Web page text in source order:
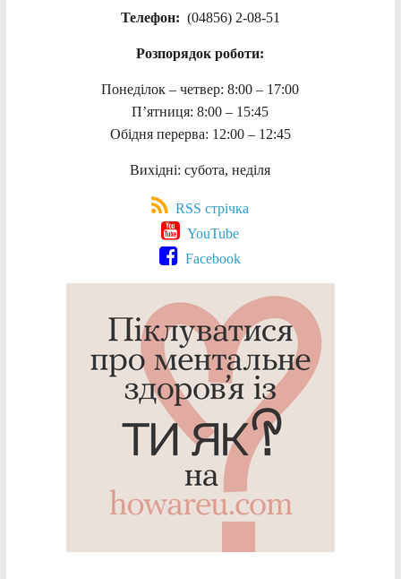
Телефон: (04856) 2-08-51
Розпорядок роботи:
Понеділок – четвер: 8:00 – 17:00
П’ятниця: 8:00 – 15:45
Обідня перерва: 12:00 – 12:45
Вихідні: субота, неділя
RSS стрічка
YouTube
Facebook